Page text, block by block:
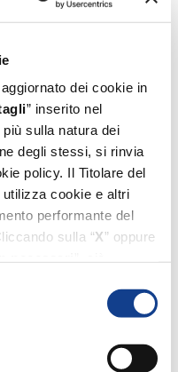
dei cookie in
” inserito nel
sulla natura dei
degli stessi, si rinvia
policy. Il Titolare del
utilizza cookie e altri
performante del
sulla “X” oppure
e di terze parti
migliorare l’esperienza
ai medesimi un